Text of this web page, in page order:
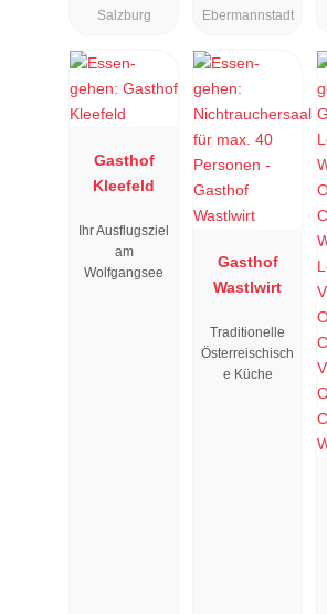
Salzburg
Ebermannstadt
Gasthof
Kleefeld
Ihr Ausflugsziel
am
Wolfgangsee
Gasthof
Wastlwirt
Traditionelle
Österreischisch
e Küche